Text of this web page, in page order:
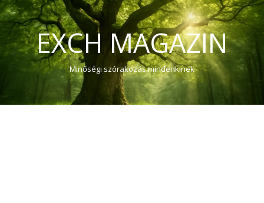
EXCH MAGAZIN
Minőségi szórakozás mindenkinek